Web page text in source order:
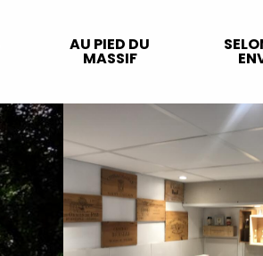
AU PIED DU
MASSIF